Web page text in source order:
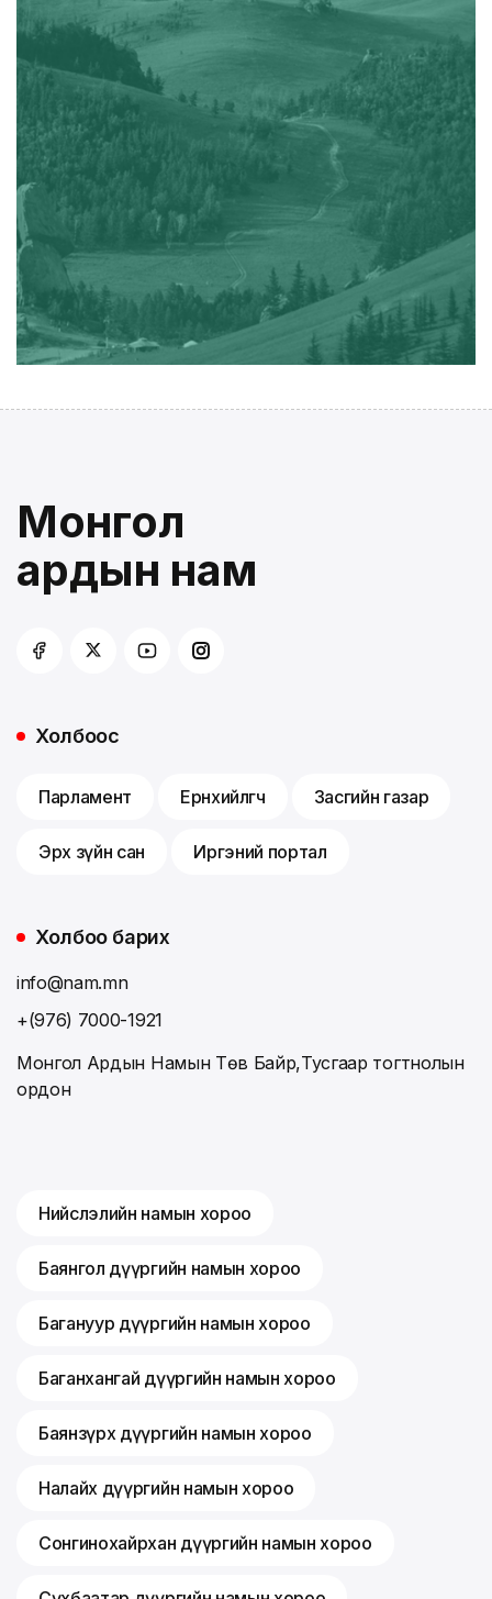
Монгол
ардын нам
Холбоос
Парламент Ерөнхийлөгч Засгийн газар
Эрх зүйн сан Иргэний портал
Холбоо барих
info@nam.mn
+(976) 7000-1921
Монгол Ардын Намын Төв Байр,Тусгаар тогтнолын
ордон
Нийслэлийн намын хороо
Баянгол дүүргийн намын хороо
Багануур дүүргийн намын хороо
Баганхангай дүүргийн намын хороо
Баянзүрх дүүргийн намын хороо
Налайх дүүргийн намын хороо
Сонгинохайрхан дүүргийн намын хороо